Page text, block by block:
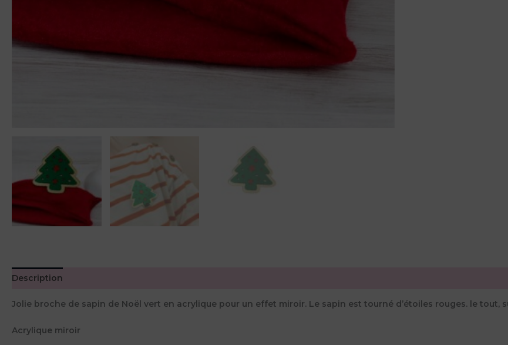
Description
Jolie broche de sapin de Noël vert en acrylique pour un effet miroir. Le sapin est tourné d’étoiles rouges. le tout,
Acrylique miroir